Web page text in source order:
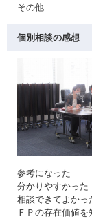
その他
個別相談の感想
参考に
分かりやす
相談できて
ＦＰの存在価